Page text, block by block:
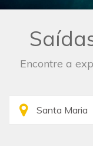
Encontre a